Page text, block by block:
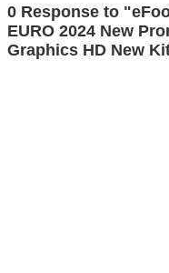
0 Response to
EURO 2024 New
Graphics HD New